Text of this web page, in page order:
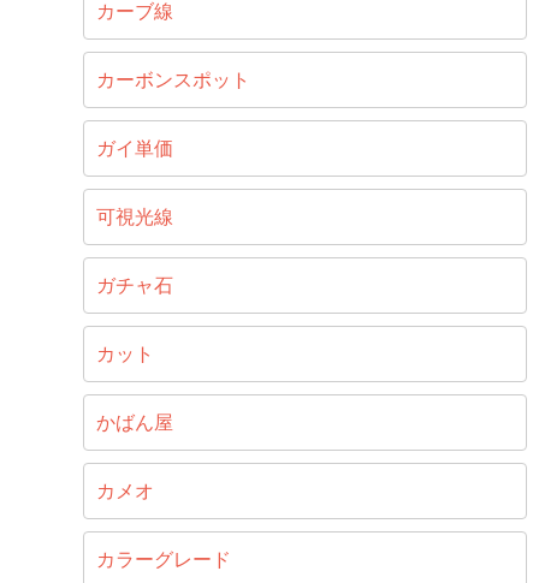
カーブ線
カーボンスポット
ガイ単価
可視光線
ガチャ石
カット
かばん屋
カメオ
カラーグレード